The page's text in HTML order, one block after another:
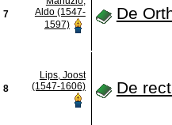
7
Aldo (1547-
1597)
De
8
Lips, Joost
(1547-1606)
De